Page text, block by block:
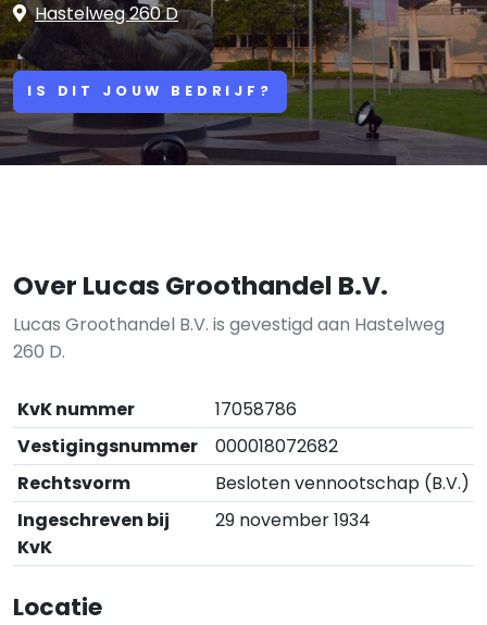
Hastelweg 260 D
IS DIT JOUW BEDRIJF?
Over Lucas Groothandel B.V.
Lucas Groothandel B.V. is gevestigd aan Hastelweg
260 D.
KvK nummer
17058786
Vestigingsnummer
000018072682
Rechtsvorm
Besloten vennootschap (B.V.)
Ingeschreven bij
KvK
29 november 1934
Locatie